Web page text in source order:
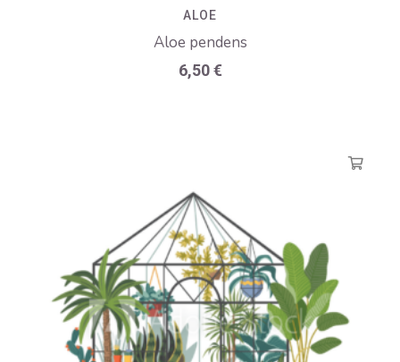
ALOE
Aloe pendens
6,50€